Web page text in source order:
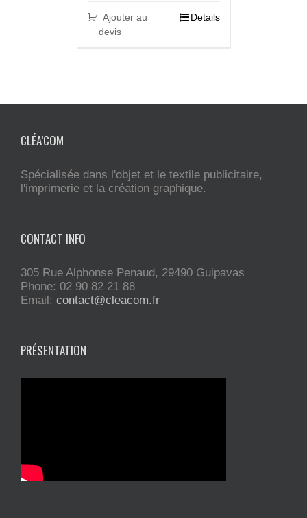
Ajouter au
devis
Details
CLÉA’COM
Spécialisée dans l'objet et le textile publicitaire,
l'imprimerie et la création graphique.
CONTACT INFO
305 Rue Alphonse Penaud, 29490 Guipavas
Phone: 02 90 82 21 88
Email: contact@cleacom.fr
PRÉSENTATION